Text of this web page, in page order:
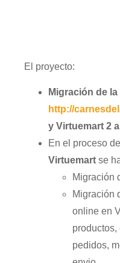
El proyecto:
Migración de
http://
y Virtuemart 2
En el proceso de
Virtuemart se
Migración
Migración
online en
productos,
pedidos,